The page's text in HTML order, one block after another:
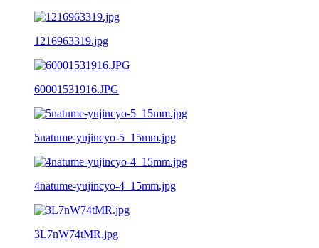
1216963319.jpg
60001531916.JPG
5natume-yujincyo-5_15mm.jpg
4natume-yujincyo-4_15mm.jpg
3L7nW74tMR.jpg